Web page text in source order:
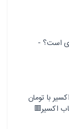
است؟ -
با تومان
اکسیر🟥